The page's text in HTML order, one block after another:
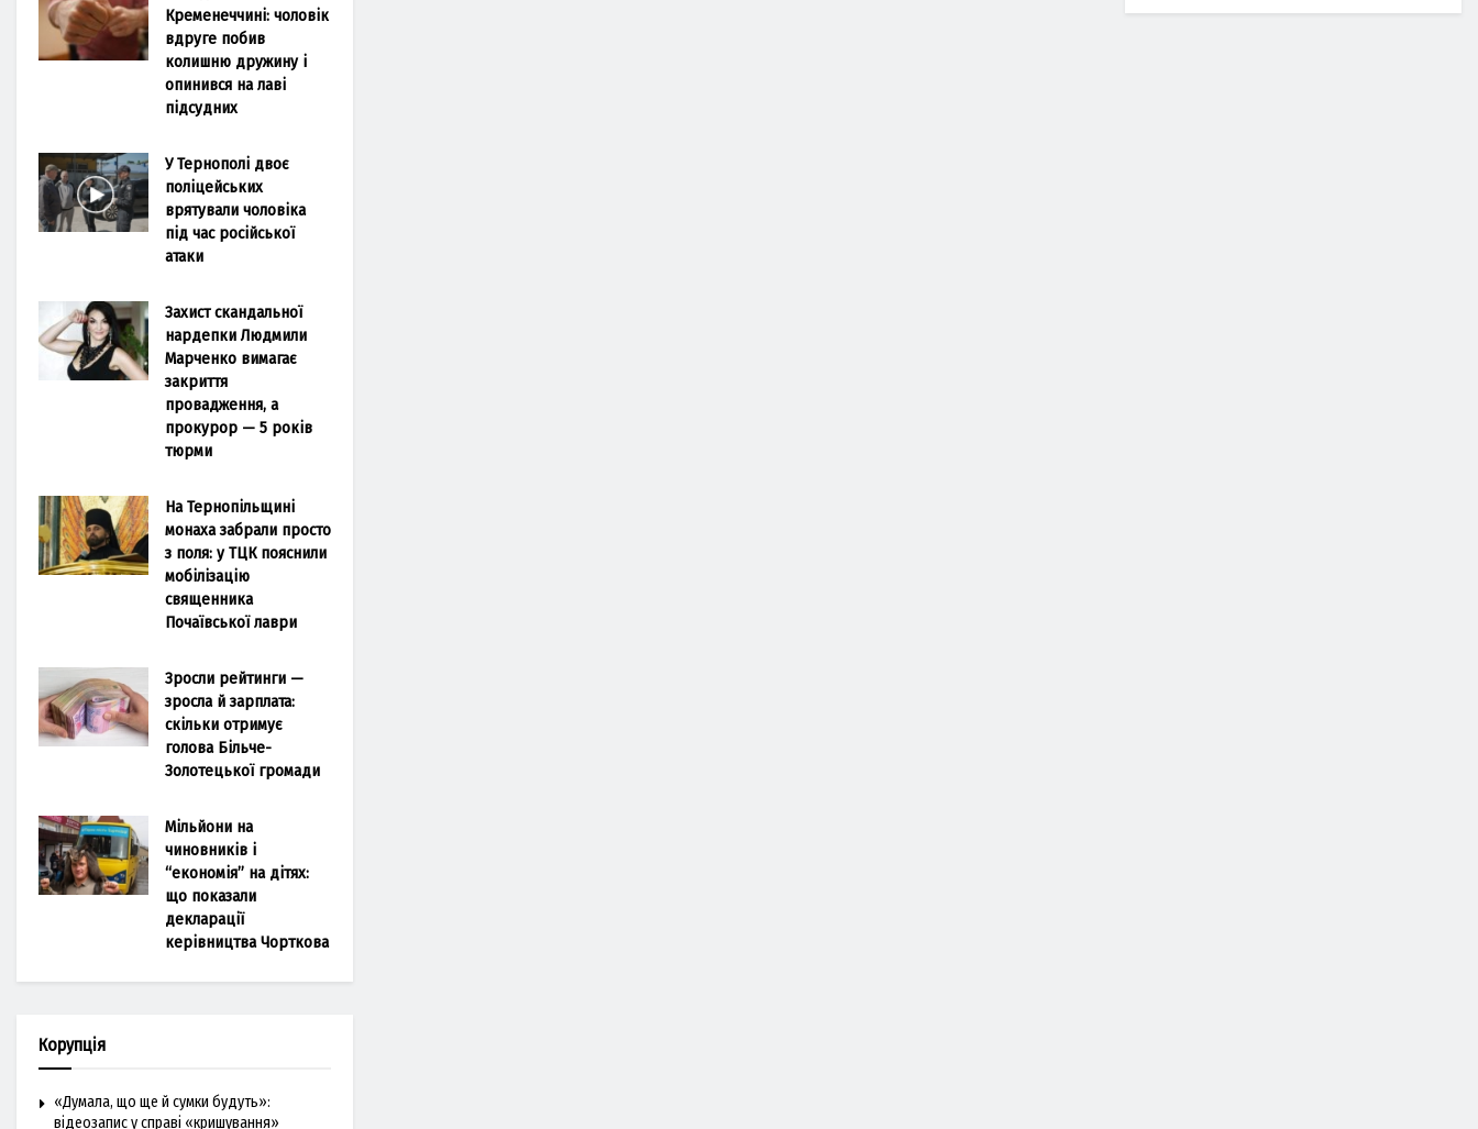
Кременеччині: чоловік
вдруге побив
колишню дружину і
опинився на лаві
підсудних
У Тернополі двоє
поліцейських
врятували чоловіка
під час російської
атаки
Захист скандальної
нардепки Людмили
Марченко вимагає
закриття
провадження, а
прокурор — 5 років
тюрми
На Тернопільщині
монаха забрали просто
з поля: у ТЦК пояснили
мобілізацію
священника
Почаївської лаври
Зросли рейтинги —
зросла й зарплата:
скільки отримує
голова Більче-
Золотецької громади
Мільйони на
чиновників і
“економія” на дітях:
що показали
декларації
керівництва Чорткова
Корупція
«Думала, що ще й сумки будуть»:
відеозапис у справі «кришування»